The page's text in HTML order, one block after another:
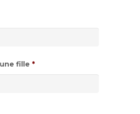
fille *